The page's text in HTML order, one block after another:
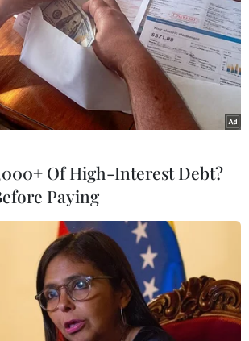
Abe
#Cựu thủ tướng Nhật Bản
giữ Nhật Bản
VietnamPlus
MỤC
triển khai thực chất
Nam và Australia
Of High-Interest Debt?
Paying